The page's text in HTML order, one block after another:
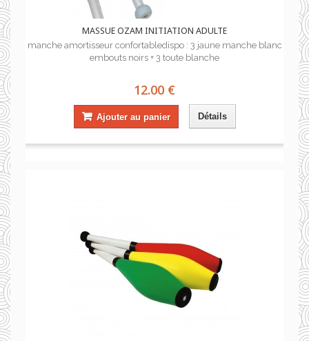
MASSUE OZAM INITIATION ADULTE
manche amortisseur confortabledispo : 3 jaune manche blanc
embouts noirs + 3 toute blanche
12.00 €
Ajouter au panier Détails